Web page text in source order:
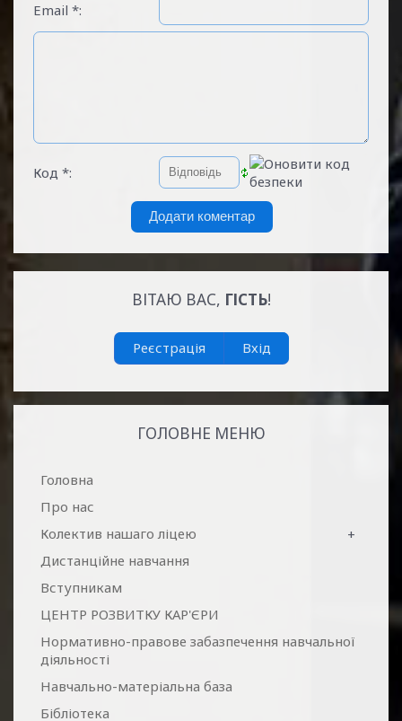
Email *:
Код *:
ВІТАЮ ВАС, ГІСТЬ!
Реєстрація Вхід
ГОЛОВНЕ МЕНЮ
Головна
Про нас
+
Колектив нашаго ліцею
Дистанційне навчання
Вступникам
ЦЕНТР РОЗВИТКУ КАР'ЄРИ
Нормативно-правове забазпечення навчальної
діяльності
Навчально-матеріальна база
Бібліотека